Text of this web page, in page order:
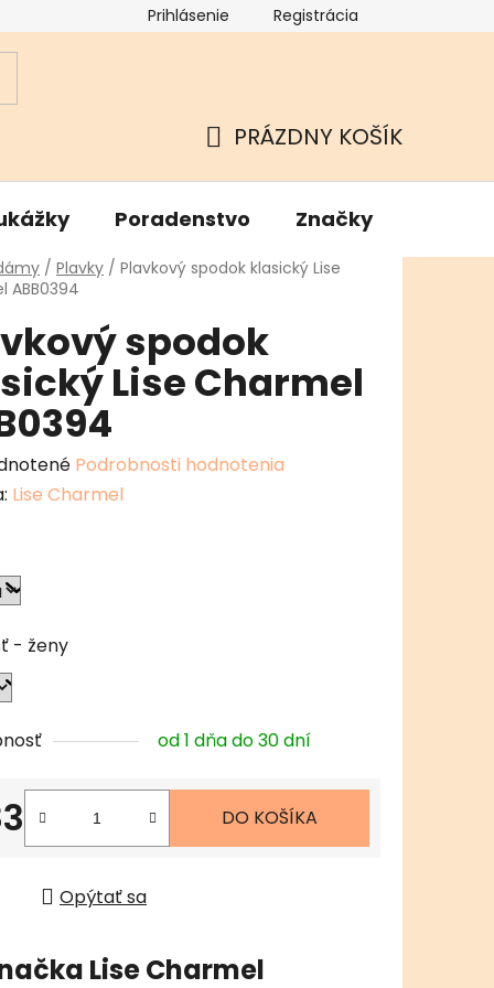
Podmienky ochrany osobných údajov
Prihlásenie Registrácia
KOŠÍK
PRÁZDNY KOŠÍK
Poradenstvo Značky
/ Plavky / Plavkový spodok klasický Lise
ABB0394
spodok
Lise Charmel
Podrobnosti hodnotenia
Lise Charmel
- ženy
od 1 dňa do 30 dní
cena:
DO KOŠÍKA
Opýtať sa
Lise Charmel